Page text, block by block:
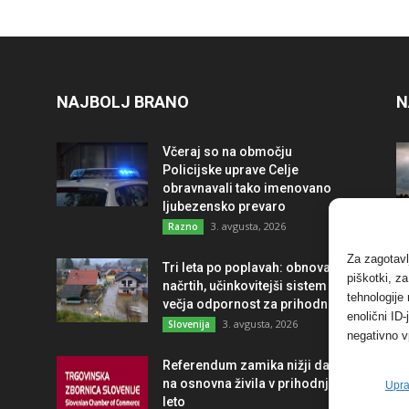
Za
piškotki,
tehnologije
enolični
negativno
NAJBOLJ BRANO
Včeraj so na območju
Policijske uprave Celje
obravnavali tako imenovano
ljubezensko prevaro
Razno 3. avgusta, 2026
Tri leta po poplavah: obnova po
načrtih, učinkovitejši sistem in
večja odpornost za prihodnost
Slovenija 3. avgusta, 2026
Referendum zamika nižji davek
na osnovna živila v prihodnje
leto